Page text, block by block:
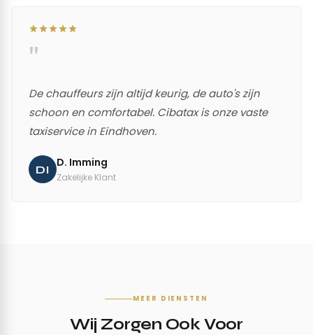
"
De chauffeurs zijn altijd keurig, de auto's zijn
schoon en comfortabel. Cibatax is onze vaste
taxiservice in Eindhoven.
DI
D. Imming
Zakelijke Klant
MEER DIENSTEN
Wij Zorgen Ook Voor